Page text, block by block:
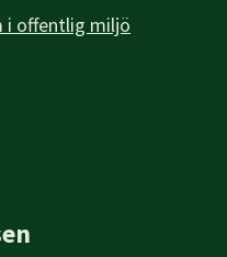
i offentlig miljö